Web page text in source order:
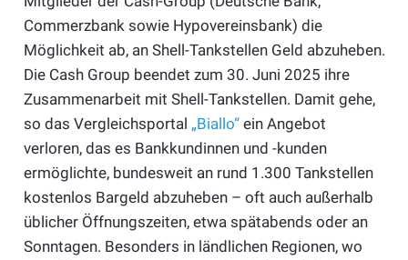
Commerzbank sowie Hypovereinsbank) die
Möglichkeit ab, an Shell-Tankstellen Geld abzuheben.
Die Cash Group beendet zum 30. Juni 2025 ihre
Zusammenarbeit mit Shell-Tankstellen. Damit gehe,
so das Vergleichsportal „Biallo“ein Angebot
verloren, das es Bankkundinnen und -kunden
ermöglichte, bundesweit an rund 1.300 Tankstellen
kostenlos Bargeld abzuheben – oft auch außerhalb
üblicher Öffnungszeiten, etwa spätabends oder an
Sonntagen. Besonders in ländlichen Regionen, wo